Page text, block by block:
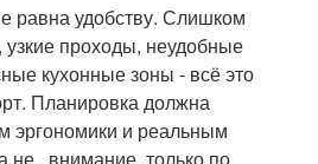
равна удобству. Слишком
проходы, неудобные
кухонные зоны - всё это
Планировка должна
эргономики и реальным